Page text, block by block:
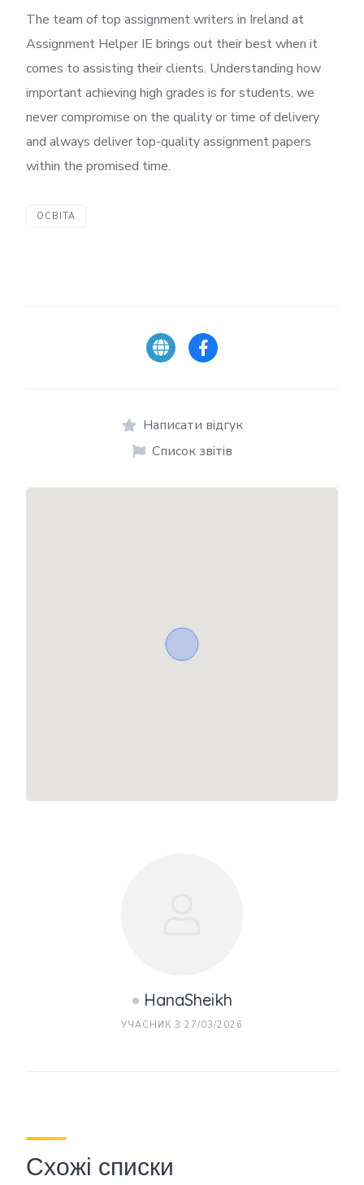
The team of top assignment writers in Ireland at
Assignment Helper IE brings out their best when it
comes to assisting their clients. Understanding how
important achieving high grades is for students, we
never compromise on the quality or time of delivery
and always deliver top-quality assignment papers
within the promised time.
ОСВІТА
Написати відгук
Список звітів
HanaSheikh
УЧАСНИК З 27/03/2026
Схожі списки